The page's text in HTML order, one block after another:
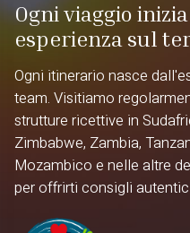
Ogni viaggio
esperienza sul
Ogni itinerario nasce
team. Visitiamo
strutture ricettive in
Zimbabwe, Zambia,
Mozambico e nelle altre
per offrirti consigli